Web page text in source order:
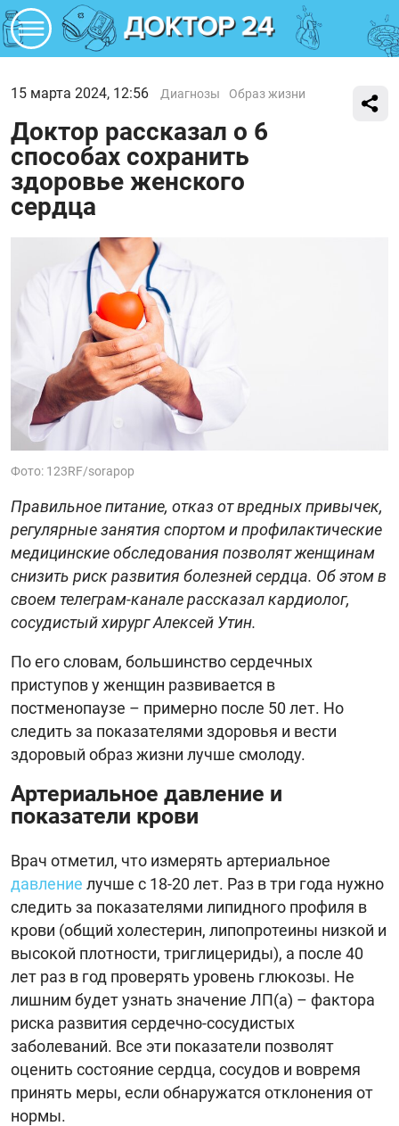
15 марта 2024, 12:56 Диагнозы Образ жизни
Доктор рассказал о 6
способах сохранить
здоровье женского
сердца
Фото: 123RF/sorapop
Правильное питание, отказ от вредных привычек,
регулярные занятия спортом и профилактические
медицинские обследования позволят женщинам
снизить риск развития болезней сердца. Об этом в
своем телеграм-канале рассказал кардиолог,
сосудистый хирург Алексей Утин.
По его словам, большинство сердечных
приступов у женщин развивается в
постменопаузе – примерно после 50 лет. Но
следить за показателями здоровья и вести
здоровый образ жизни лучше смолоду.
Артериальное давление и
показатели крови
Врач отметил, что измерять артериальное
давление лучше с 18-20 лет. Раз в три года нужно
следить за показателями липидного профиля в
крови (общий холестерин, липопротеины низкой и
высокой плотности, триглицериды), а после 40
лет раз в год проверять уровень глюкозы. Не
лишним будет узнать значение ЛП(а) – фактора
риска развития сердечно-сосудистых
заболеваний. Все эти показатели позволят
оценить состояние сердца, сосудов и вовремя
принять меры, если обнаружатся отклонения от
нормы.